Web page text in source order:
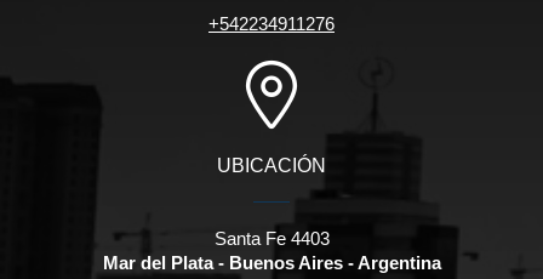
+542234911276
UBICACIÓN
Santa Fe 4403
Mar del Plata - Buenos Aires - Argentina